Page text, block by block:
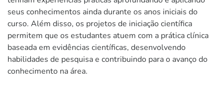
seus conhecimentos ainda durante os anos iniciais do
curso. Além disso, os projetos de iniciação científica
permitem que os estudantes atuem com a prática clínica
baseada em evidências científicas, desenvolvendo
habilidades de pesquisa e contribuindo para o avanço do
conhecimento na área.